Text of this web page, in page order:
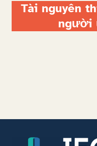
Tài nguyên
người